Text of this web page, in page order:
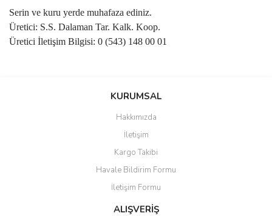
Serin ve kuru yerde muhafaza ediniz.
Üretici: S.S. Dalaman Tar. Kalk. Koop.
Üretici İletişim Bilgisi: 0 (543) 148 00 01
Bu ürüne ilk yorumu siz yapın!
Yorum Yaz
Ürün resmi kalitesiz, bozuk veya görüntülenemiyor.
Ürün açıklamasında eksik bilgiler bulunuyor.
Ürün bilgilerinde hatalar bulunuyor.
Ürün fiyatı diğer sitelerden daha pahalı.
Bu ürüne benzer farklı alternatifler olmalı.
KURUMSAL
Hakkımızda
İletişim
Kargo Takibi
Havale Bildirim Formu
İletişim Formu
ALIŞVERİŞ